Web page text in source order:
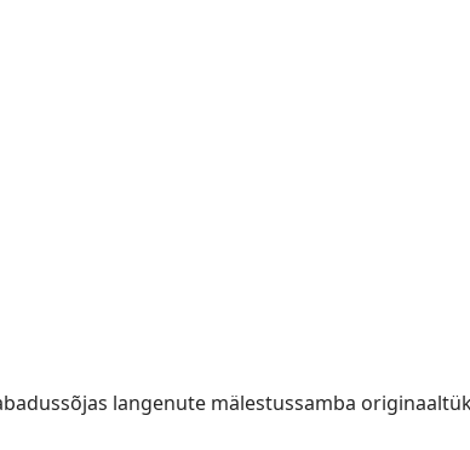
langenute mälestussamba